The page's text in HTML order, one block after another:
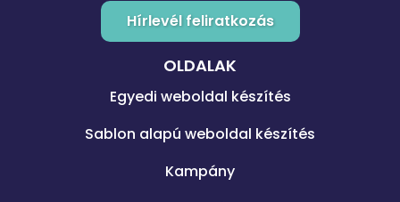
Hírlevél feliratkozás
OLDALAK
Egyedi weboldal készítés
Sablon alapú weboldal készítés
Kampány